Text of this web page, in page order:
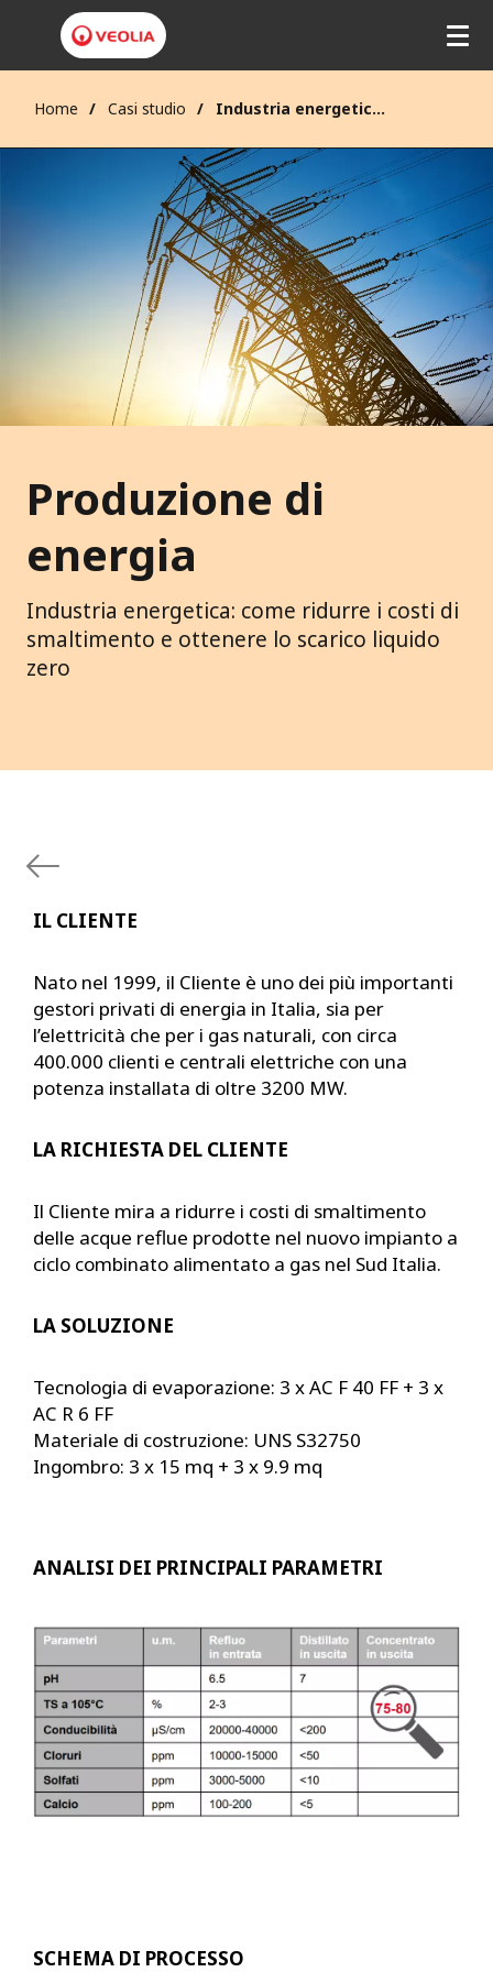
Home Casi studio Industria energetica: produzione di erergia
Produzione di
energia
Industria energetica: come ridurre i costi di
smaltimento e ottenere lo scarico liquido
zero
IL CLIENTE
Nato nel 1999, il Cliente è uno dei più importanti
gestori privati di energia in Italia, sia per
l’elettricità che per i gas naturali, con circa
400.000 clienti e centrali elettriche con una
potenza installata di oltre 3200 MW.
LA RICHIESTA DEL CLIENTE
Il Cliente mira a ridurre i costi di smaltimento
delle acque reflue prodotte nel nuovo impianto a
ciclo combinato alimentato a gas nel Sud Italia.
LA SOLUZIONE
Tecnologia di evaporazione: 3 x AC F 40 FF + 3 x
AC R 6 FF
Materiale di costruzione: UNS S32750
Ingombro: 3 x 15 mq + 3 x 9.9 mq
ANALISI DEI PRINCIPALI PARAMETRI
SCHEMA DI PROCESSO